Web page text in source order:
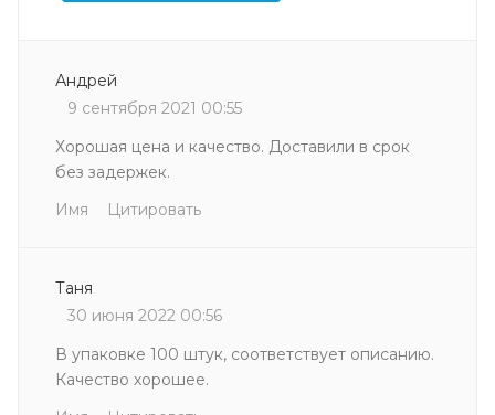
Андрей
9 сентября 2021 00:55
Хорошая цена и качество. Доставили в срок
без задержек.
Имя
Цитировать
Таня
30 июня 2022 00:56
В упаковке 100 штук, соответствует описанию.
Качество хорошее.